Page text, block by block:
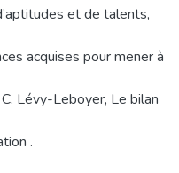
et de talents,
acquises pour mener à
Lévy-Leboyer, Le bilan
.